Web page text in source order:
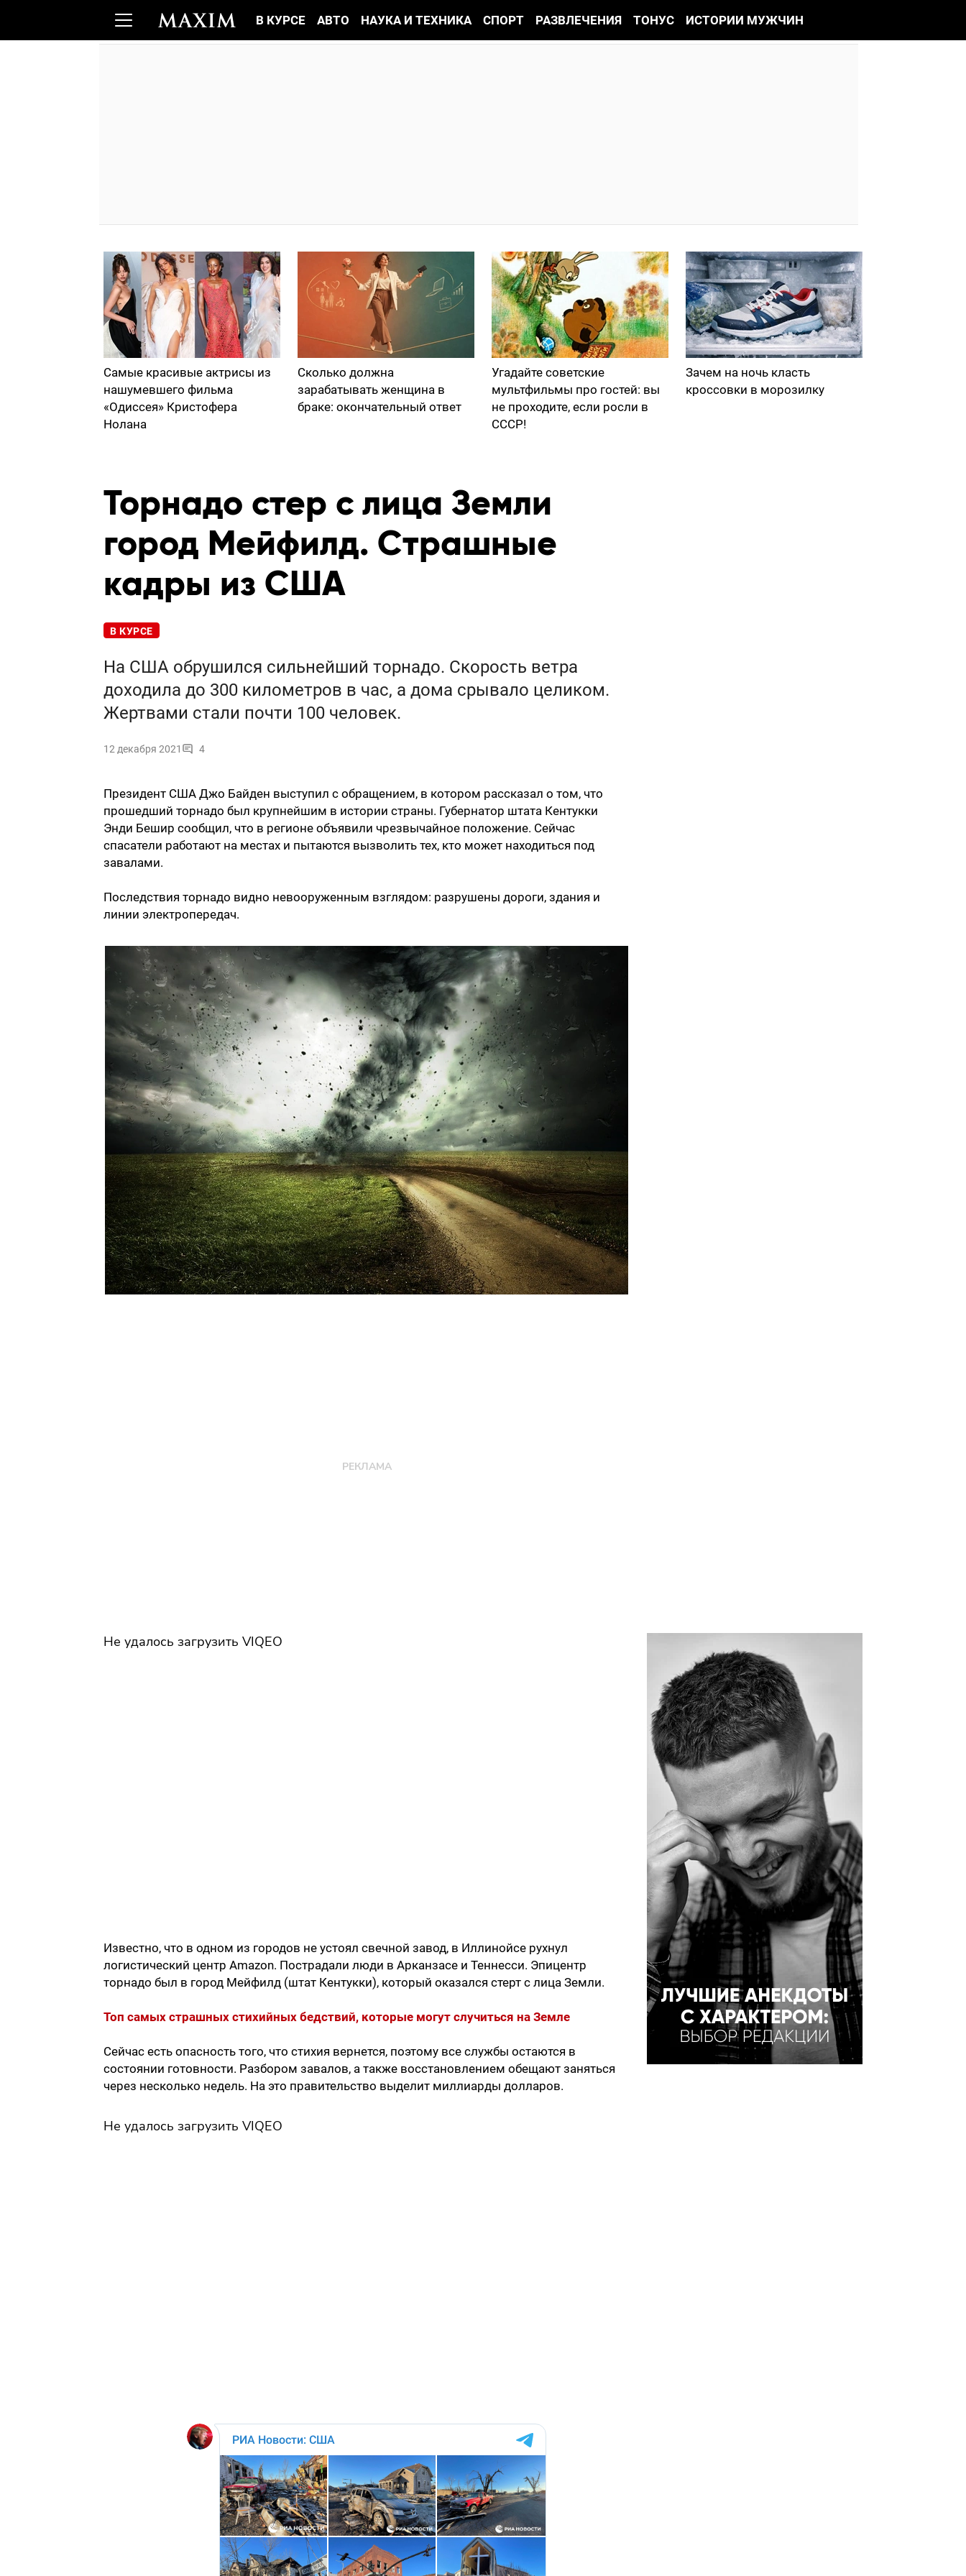
В КУРСЕ АВТО НАУКА И ТЕХНИКА СПОРТ РАЗВЛЕЧЕНИЯ ТОНУС ИСТОРИИ МУЖЧИН
Самые красивые актрисы из
нашумевшего фильма
«Одиссея» Кристофера
Нолана
Сколько должна
зарабатывать женщина в
браке: окончательный ответ
Угадайте советские
мультфильмы про гостей: вы
не проходите, если росли в
СССР!
Зачем на ночь класть
кроссовки в морозилку
Торнадо стер с лица Земли
город Мейфилд. Страшные
кадры из США
В КУРСЕ
На США обрушился сильнейший торнадо. Скорость ветра
доходила до 300 километров в час, а дома срывало целиком.
Жертвами стали почти 100 человек.
12 декабря 2021 4
Президент США Джо Байден выступил с обращением, в котором рассказал о том, что
прошедший торнадо был крупнейшим в истории страны. Губернатор штата Кентукки
Энди Бешир сообщил, что в регионе объявили чрезвычайное положение. Сейчас
спасатели работают на местах и пытаются вызволить тех, кто может находиться под
завалами.
Последствия торнадо видно невооруженным взглядом: разрушены дороги, здания и
линии электропередач.
Не удалось загрузить VIQEO
Известно, что в одном из городов не устоял свечной завод, в Иллинойсе рухнул
логистический центр Amazon. Пострадали люди в Арканзасе и Теннесси. Эпицентр
торнадо был в город Мейфилд (штат Кентукки), который оказался стерт с лица Земли.
Топ самых страшных стихийных бедствий, которые могут случиться на Земле
Сейчас есть опасность того, что стихия вернется, поэтому все службы остаются в
состоянии готовности. Разбором завалов, а также восстановлением обещают заняться
через несколько недель. На это правительство выделит миллиарды долларов.
Не удалось загрузить VIQEO